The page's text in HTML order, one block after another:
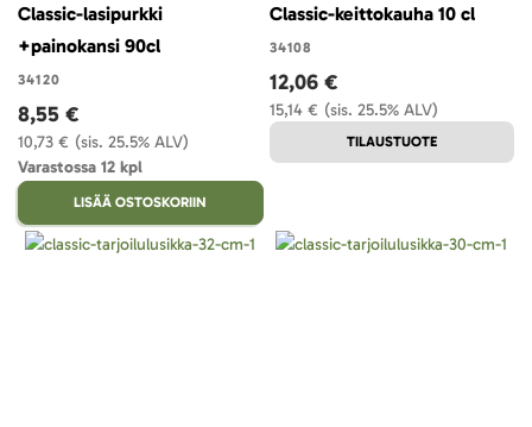
Classic-lasipurkki
+painokansi 90cl
34120
(sis. 25.5% ALV)
10,73 €
8,55 €
Varastossa 12 kpl
LISÄÄ OSTOSKORIIN
Classic-keittokauha 10 cl
34108
(sis. 25.5% ALV)
15,14 €
12,06 €
TILAUSTUOTE